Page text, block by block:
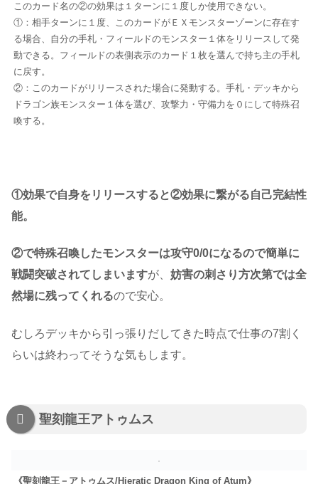
このカード名の②の効果は１ターンに１度しか使用できない。
①：相手ターンに１度、このカードがＥＸモンスターゾーンに存在す
る場合、自分の手札・フィールドのモンスター１体をリリースして発
動できる。フィールドの表側表示のカード１枚を選んで持ち主の手札
に戻す。
②：このカードがリリースされた場合に発動する。手札・デッキから
ドラゴン族モンスター１体を選び、攻撃力・守備力を０にして特殊召
喚する。
①効果で自身をリリースすると②効果に繋がる自己完結性
能。
②で特殊召喚したモンスターは攻守0/0になるので簡単に
戦闘突破されてしまいますが、 妨害の刺さり方次第では全
然場に残ってくれるので安心。
むしろデッキから引っ張りだしてきた時点で仕事の7割く
らいは終わってそうな気もします。
聖刻龍王アトゥムス
《聖刻龍王－アトゥムス/Hieratic Dragon King of Atum》